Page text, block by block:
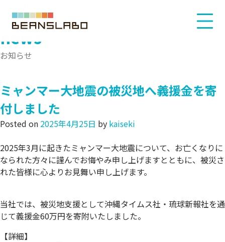
news
お知らせ
ミャンマー大地震の被災地へ義援金を寄
付しました
Posted on 2025年4月25日 by kaiseki
2025年3月に起きたミャンマー大地震について、お亡くなりに
なられた方々に謹んでお悔やみ申し上げますとともに、被災さ
れた皆様に心よりお見舞い申し上げます。
当社では、被災地支援として沖縄タイムス社・琉球新報社を通
じて義援金60万円を寄附いたしました。
【詳細】